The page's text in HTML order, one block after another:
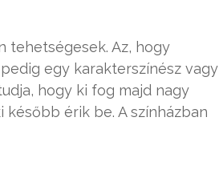
tehetségesek. Az, hogy
egy karakterszínész vagy
hogy ki fog majd nagy
később érik be. A színházban